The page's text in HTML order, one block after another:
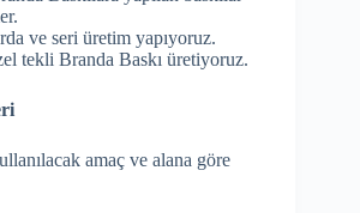
ve seri üretim yapıyoruz.
tekli Branda Baskı üretiyoruz.
amaç ve alana göre